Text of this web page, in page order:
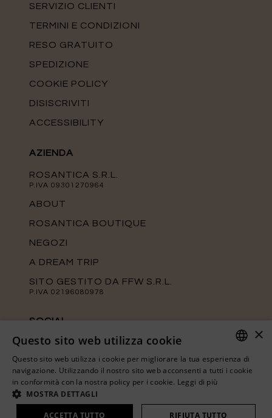
SERVIZIO CLIENTI
TERMINI E CONDIZIONI
RESO GRATUITO
SPEDIZIONE
COOKIE POLICY
DISISCRIVITI
ACCESSIBILITY
AZIENDA
ROSANTICA S.R.L.
P.IVA 09301270964
ABOUT
ROSANTICA BOUTIQUE
NEGOZI
A DREAM TRIP
SITO GESTITO DA FFW S.R.L.
P.IVA 02196080978
SOCIAL
Tieniti aggiornato sulle ultime novità di
ufficiali.
ITALIAN
×
Questo sito web utilizza cookie
Questo sito web utilizza i cookie per migliorare la tua esperienza di
navigazione. Utilizzando il nostro sito web acconsenti a tutti i cookie
in conformità con la nostra policy per i cookie. Leggi di più
MOSTRA DETTAGLI
ACCETTA TUTTO RIFIUTA TUTTO